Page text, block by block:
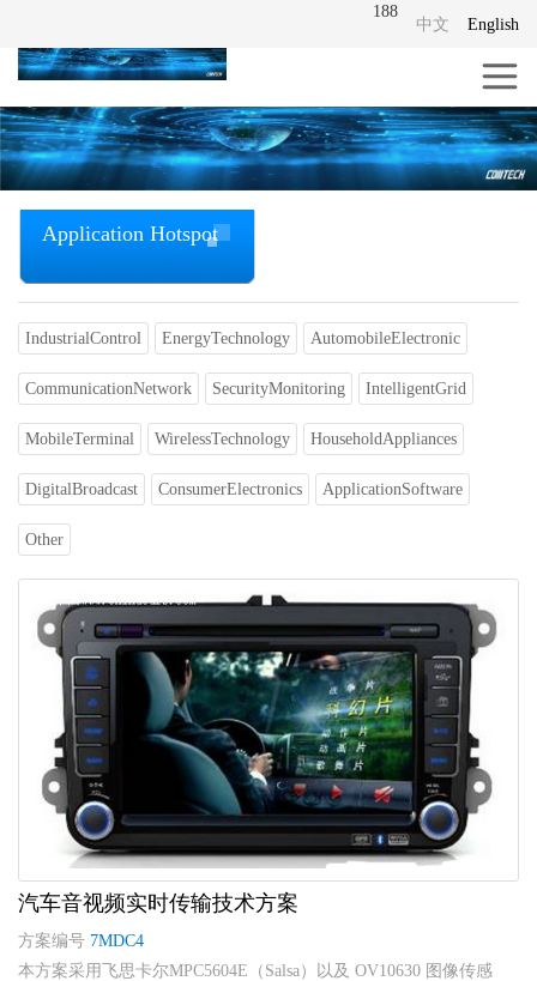
English
中文
188
Application Hotspot
IndustrialControl EnergyTechnology AutomobileElectronic
CommunicationNetwork SecurityMonitoring IntelligentGrid
MobileTerminal WirelessTechnology HouseholdAppliances
DigitalBroadcast ConsumerElectronics ApplicationSoftware
Other
汽车音视频实时传输技术方案
方案编号 7MDC4
本方案采用飞思卡尔MPC5604E（Salsa）以及 OV10630 图像传感